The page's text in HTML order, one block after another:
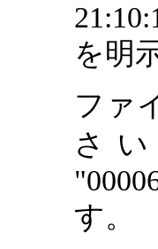
を明
ファ
さ
す。